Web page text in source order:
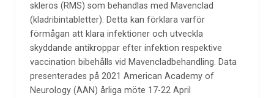
skleros (RMS) som behandlas med Mavenclad
(kladribintabletter). Detta kan förklara varför
förmågan att klara infektioner och utveckla
skyddande antikroppar efter infektion respektive
vaccination bibehålls vid Mavencladbehandling. Data
presenterades på 2021 American Academy of
Neurology (AAN) årliga möte 17-22 April